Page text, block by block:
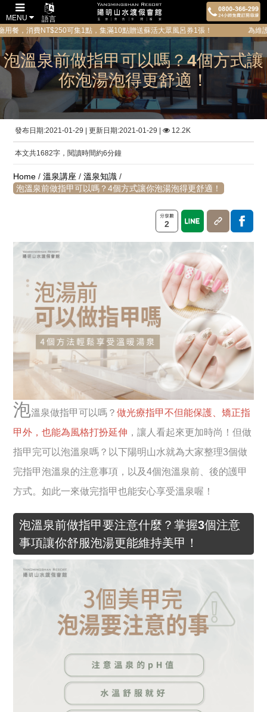
語言
MENU
可集1點，集滿10點贈送蘇活大眾風呂券1張！ 為維護所有貴賓的隱私與安
泡溫泉前做指甲可以嗎？4個方式讓
你泡湯泡得更舒適！
發布日期:2021-01-29 | 更新日期:2021-01-29 | 12.2K
本文共1682字，閱讀時間約6分鐘
Home /溫泉講座 /溫泉知識 /
泡溫泉前做指甲可以嗎？4個方式讓你泡湯泡得更舒適！
2
泡溫泉做指甲可以嗎？做光療指甲不但能保護、矯正指
甲外，也能為風格打扮延伸 ，讓人看起來更加時尚！但做
指甲完可以泡溫泉嗎？以下陽明山水就為大家整理3個做
完指甲泡溫泉的注意事項，以及4個泡溫泉前、後的護甲
方式。如此一來做完指甲也能安心享受溫泉喔！
泡溫泉前做指甲要注意什麼？掌握3個注意
事項讓你舒服泡湯更能維持美甲！